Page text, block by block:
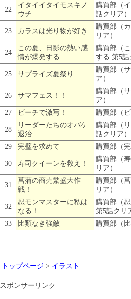
22
イタイイタイモスキノ
ウチ
購買部（
話クリア）
23 カラスは光り物が好き
購買部（
リア）
24
この夏、日影の熱い感
情が爆発する
購買部（
する 第5話
25 サプライズ夏祭り
購買部（
ア）
26 サマフェス！！
購買部（
ア）
27
ビーチで激写！ 購買部（
28
リーダーたちのオバケ
退治
購買部（
話クリア）
29
完璧を求めて 購買部（
30 寿司クイーンを救え！
購買部（
リア）
31
菖蒲の商売繁盛大作
戦！
購買部（
リア）
32
忍モンマスターに私は
なる！
購買部（
第5話クリ
33
比類なき強敵 購買部（
トップページ > イラスト
スポンサーリンク